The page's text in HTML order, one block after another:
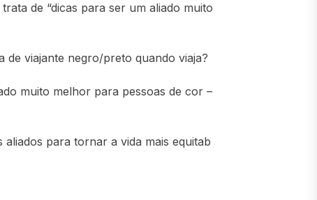
de “dicas para ser um aliado muito
de viajante negro/preto quando viaja?
muito melhor para pessoas de cor –
para tornar a vida mais equitab